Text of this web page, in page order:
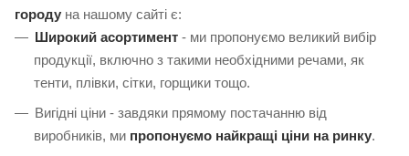
городу на нашому сайті є:
Широкий асортимент - ми пропонуємо великий вибір
продукції, включно з такими необхідними речами, як
тенти, плівки, сітки, горщики тощо.
Вигідні ціни - завдяки прямому постачанню від
виробників, ми пропонуємо найкращі ціни на ринку.